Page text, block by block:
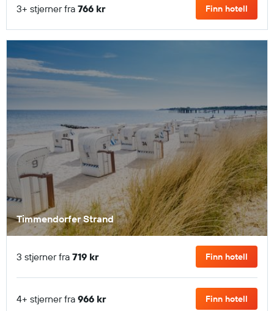
3+ stjerner fra 766 kr Finn hotell
Timmendorfer Strand
3 stjerner fra 719 kr Finn hotell
4+ stjerner fra 966 kr Finn hotell